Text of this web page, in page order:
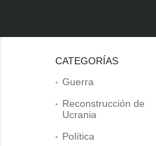
CATEGORÍAS
Guerra
Reconstrucción de
Ucrania
Política